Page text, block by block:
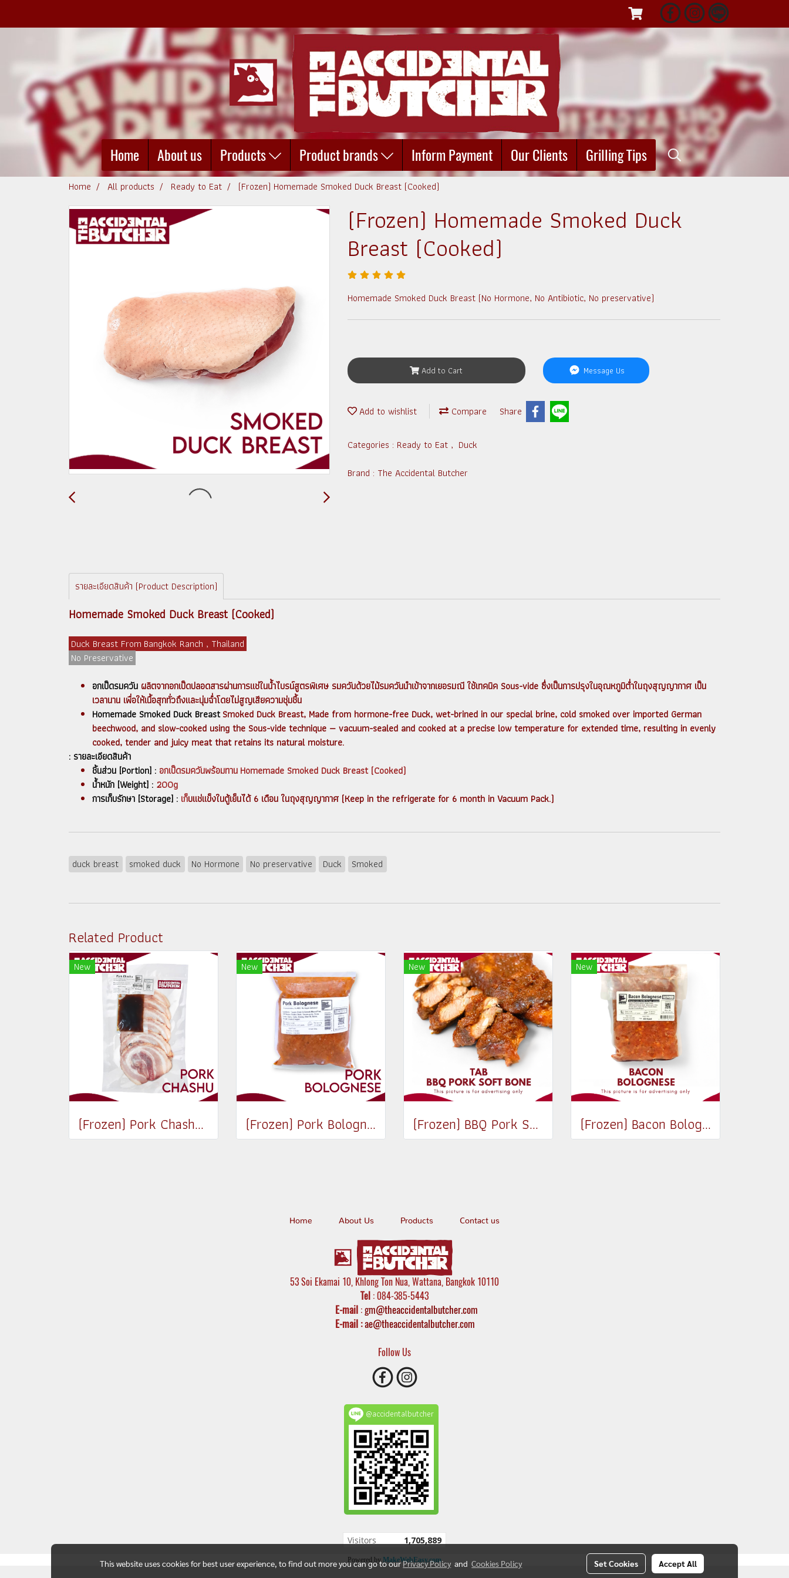
Home About us Products Product brands Inform Payment Our Clients Grilling Tips
Home All products Ready to Eat (Frozen) Homemade Smoked Duck Breast (Cooked)
(Frozen) Homemade Smoked Duck
Breast (Cooked)
Homemade Smoked Duck Breast (No Hormone, No Antibiotic, No preservative)
Add to Cart Message Us
Add to wishlist Compare Share
Categories : Ready to Eat , Duck
Brand : The Accidental Butcher
รายละเอียดสินค้า (Product Description)
Homemade Smoked Duck Breast (Cooked)
Duck Breast From Bangkok Ranch , Thailand
No Preservative
อกเป็ดรมควัน ผลิตจากอกเป็ดปลอดสารผ่านการแช่ในน้ำไบรน์สูตรพิเศษ รมควันด้วยไม้รมควันนำเข้าจากเยอรมณี ใช้เทคนิค Sous-vide ซึ่งเป็นการปรุงในอุณหภูมิต่ำในถุงสุญญากาศ เป็น
เวลานาน เพื่อให้เนื้อสุกทั่วถึงและนุ่มฉ่ำโดยไม่สูญเสียความชุ่มชื้น
Homemade Smoked Duck BreastSmoked Duck Breast, Made from hormone-free Duck, wet-brined in our special brine, cold smoked over imported German
beechwood, and slow-cooked using the Sous-vide technique — vacuum-sealed and cooked at a precise low temperature for extended time, resulting in evenly
cooked, tender and juicy meat that retains its natural moisture.
: รายละเอียดสินค้า
ชิ้นส่วน [Portion] : อกเป็ดรมควันพร้อมทาน Homemade Smoked Duck Breast (Cooked)
น้ำหนัก [Weight] : 200g
การเก็บรักษา [Storage] : เก็บแช่แข็งในตู้เย็นได้ 6 เดือน ในถุงสุญญากาศ (Keep in the refrigerate for 6 month in Vacuum Pack.)
duck breast smoked duck No Hormone No preservative Duck Smoked
Related Product
New
(Frozen) Pork Chashu 150g
New
(Frozen) Pork Bolognese 500g
New
(Frozen) BBQ Pork Soft bone 370-400g
New
(Frozen) Bacon Bolognese 500g
Home About Us Products Contact us
53 Soi Ekamai 10, Khlong Ton Nua, Wattana, Bangkok 10110
Tel : 084-385-5443
E-mail:gm@theaccidentalbutcher.com
E-mail :ae@theaccidentalbutcher.com
Follow Us
@accidentalbutcher
Today's visitor 133
Powered by MakeWebEasy.com
This website uses cookies for best user experience, to find out more you can go to ourPrivacy Policy andCookies Policy Set Cookies Accept All